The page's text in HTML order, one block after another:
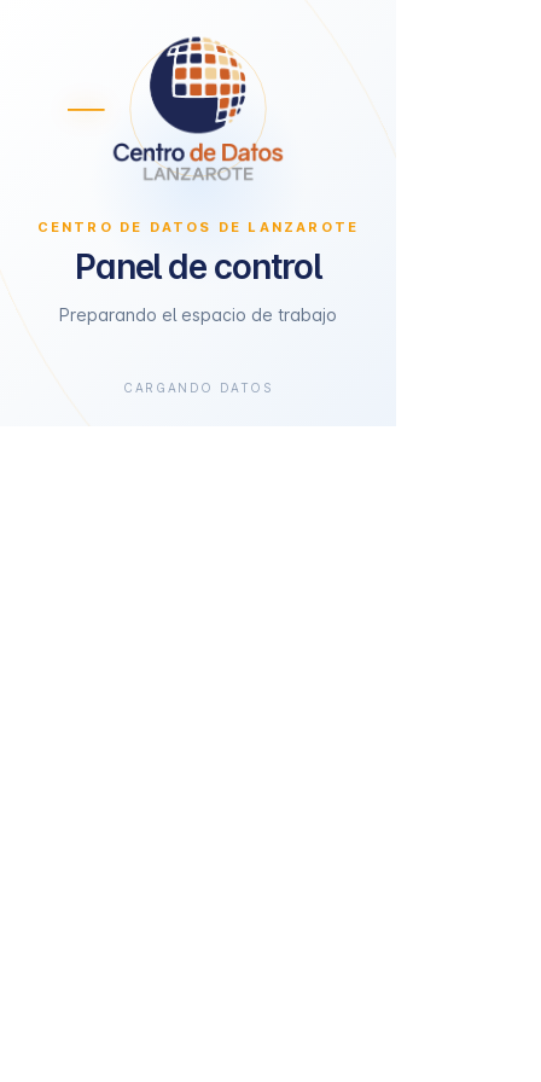
CENTRO DE DATOS DE LANZAROTE
Panel de control
Preparando el espacio de trabajo
CARGANDO DATOS